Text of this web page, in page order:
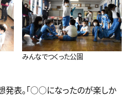
みんなでつくった公園
発表。「○○になったのが楽しか